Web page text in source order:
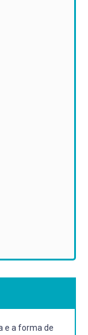
e a forma de